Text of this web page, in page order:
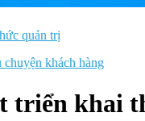
quản trị
chuyện khách hàng
triển khai